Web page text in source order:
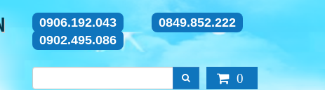
0906.192.043
0849.852.222
0902.495.086
0